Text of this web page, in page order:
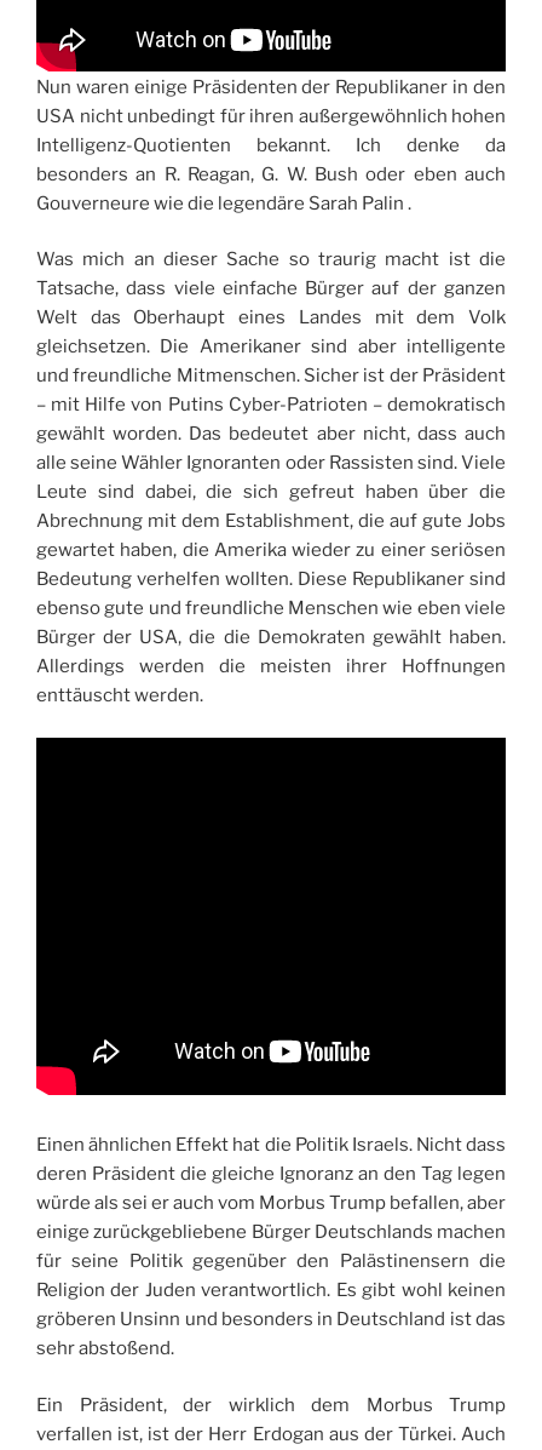
Nun waren einige Präsidenten der Republikaner in den
USA nicht unbedingt für ihren außergewöhnlich hohen
Intelligenz-Quotienten bekannt. Ich denke da
besonders an R. Reagan, G. W. Bush oder eben auch
Gouverneure wie die legendäre Sarah Palin .
Was mich an dieser Sache so traurig macht ist die
Tatsache, dass viele einfache Bürger auf der ganzen
Welt das Oberhaupt eines Landes mit dem Volk
gleichsetzen. Die Amerikaner sind aber intelligente
und freundliche Mitmenschen. Sicher ist der Präsident
– mit Hilfe von Putins Cyber-Patrioten – demokratisch
gewählt worden. Das bedeutet aber nicht, dass auch
alle seine Wähler Ignoranten oder Rassisten sind. Viele
Leute sind dabei, die sich gefreut haben über die
Abrechnung mit dem Establishment, die auf gute Jobs
gewartet haben, die Amerika wieder zu einer seriösen
Bedeutung verhelfen wollten. Diese Republikaner sind
ebenso gute und freundliche Menschen wie eben viele
Bürger der USA, die die Demokraten gewählt haben.
Allerdings werden die meisten ihrer Hoffnungen
enttäuscht werden.
Einen ähnlichen Effekt hat die Politik Israels. Nicht dass
deren Präsident die gleiche Ignoranz an den Tag legen
würde als sei er auch vom Morbus Trump befallen, aber
einige zurückgebliebene Bürger Deutschlands machen
für seine Politik gegenüber den Palästinensern die
Religion der Juden verantwortlich. Es gibt wohl keinen
gröberen Unsinn und besonders in Deutschland ist das
sehr abstoßend.
Ein Präsident, der wirklich dem Morbus Trump
verfallen ist, ist der Herr Erdogan aus der Türkei. Auch